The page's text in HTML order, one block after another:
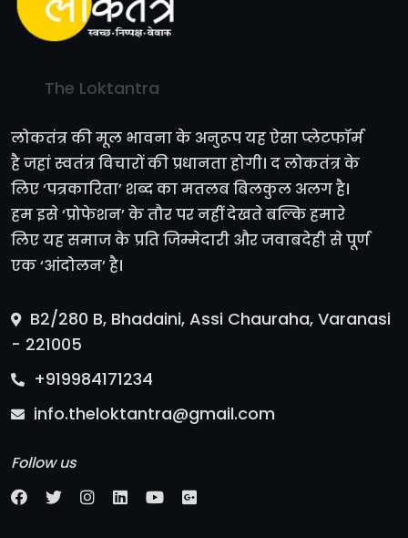
The Loktantra
लोकतंत्र की मूल भावना के अनुरूप यह ऐसा प्लेटफॉर्म
है जहां स्वतंत्र विचारों की प्रधानता होगी। द लोकतंत्र के
लिए ‘पत्रकारिता’ शब्द का मतलब बिलकुल अलग है।
हम इसे ‘प्रोफेशन’ के तौर पर नहीं देखते बल्कि हमारे
लिए यह समाज के प्रति जिम्मेदारी और जवाबदेही से पूर्ण
एक ‘आंदोलन’ है।
B2/280 B, Bhadaini, Assi Chauraha, Varanasi
- 221005
+919984171234
info.theloktantra@gmail.com
Follow us